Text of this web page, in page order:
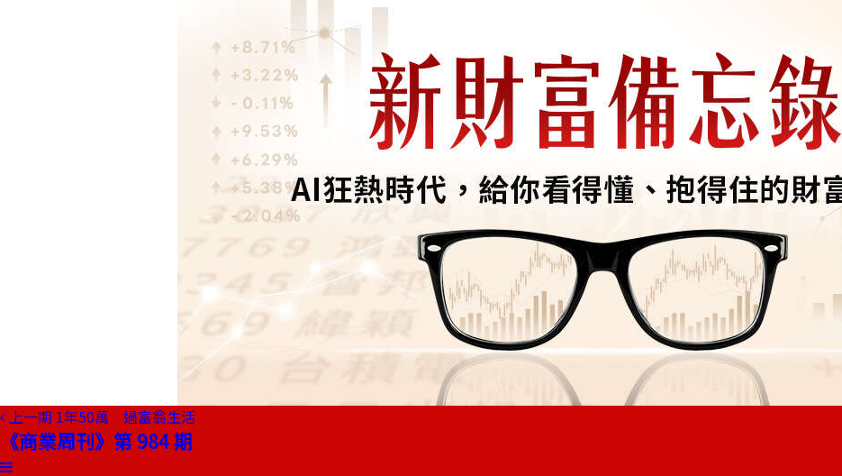
上一期 1年50萬 過富翁生活
《商業周刊》第 984 期